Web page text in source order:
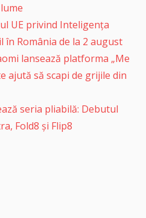
UE privind Inteligența
în România de la 2 august
lansează platforma „Me
ajută să scapi de grijile din
seria pliabilă: Debutul
Fold8 și Flip8